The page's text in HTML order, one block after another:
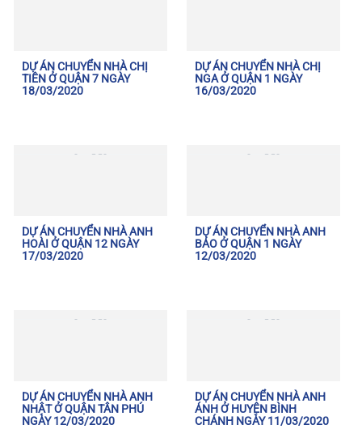
DỰ ÁN CHUYỂN NHÀ CHỊ
TIÊN Ở QUẬN 7 NGÀY
18/03/2020
DỰ ÁN CHUYỂN NHÀ CHỊ
NGA Ở QUẬN 1 NGÀY
16/03/2020
DỰ ÁN CHUYỂN NHÀ ANH
HOÀI Ở QUẬN 12 NGÀY
17/03/2020
DỰ ÁN CHUYỂN NHÀ ANH
BẢO Ở QUẬN 1 NGÀY
12/03/2020
DỰ ÁN CHUYỂN NHÀ ANH
NHẬT Ở QUẬN TÂN PHÚ
NGÀY 12/03/2020
DỰ ÁN CHUYỂN NHÀ ANH
ÁNH Ở HUYỆN BÌNH
CHÁNH NGÀY 11/03/2020